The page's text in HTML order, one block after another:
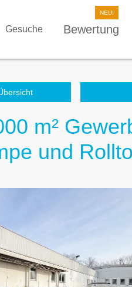
Gesuche Bewertung
m²
und